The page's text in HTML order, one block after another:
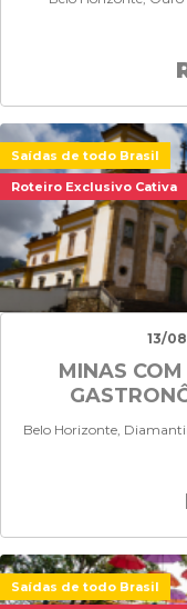
Saídas de todo Brasil
Roteiro Exclusivo Cativa
13/
MINAS
Belo Horizonte,
Saídas de todo Brasil